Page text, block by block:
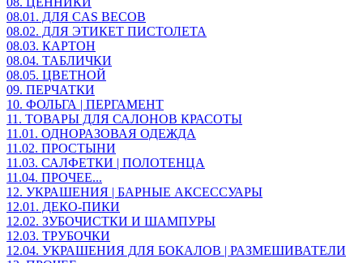
08.01. ДЛЯ CAS ВЕСОВ
08.02. ДЛЯ ЭТИКЕТ ПИСТОЛЕТА
08.03. КАРТОН
08.04. ТАБЛИЧКИ
08.05. ЦВЕТНОЙ
09. ПЕРЧАТКИ
10. ФОЛЬГА | ПЕРГАМЕНТ
11. ТОВАРЫ ДЛЯ САЛОНОВ КРАСОТЫ
11.01. ОДНОРАЗОВАЯ ОДЕЖДА
11.02. ПРОСТЫНИ
11.03. САЛФЕТКИ | ПОЛОТЕНЦА
11.04. ПРОЧЕЕ...
12. УКРАШЕНИЯ | БАРНЫЕ АКСЕССУАРЫ
12.01. ДЕКО-ПИКИ
12.02. ЗУБОЧИСТКИ И ШАМПУРЫ
12.03. ТРУБОЧКИ
12.04. УКРАШЕНИЯ ДЛЯ БОКАЛОВ | РАЗМЕШИВАТЕЛИ